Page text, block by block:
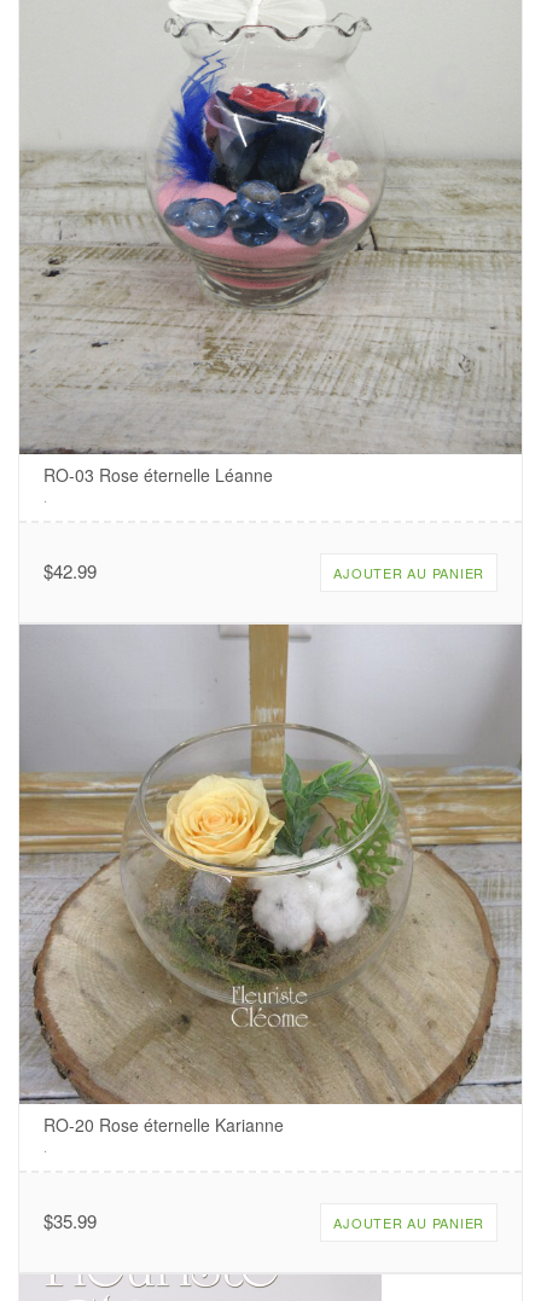
RO-03 Rose éternelle Léanne
$42.99 AJOUTER AU PANIER
RO-20 Rose éternelle Karianne
$35.99 AJOUTER AU PANIER